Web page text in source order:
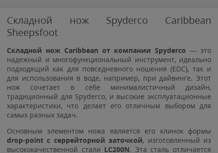
Складной нож Spyderco Caribbean
Sheepsfoot
Складной нож Caribbean от компании Spyderco — это
надежный и многофункциональный инструмент, идеально
подходящий как для повседневного ношения (EDC), так и
для использования в воде, например, при дайвинге. Этот
нож сочетает в себе минималистичный дизайн,
традиционный для Spyderco, и высокие эксплуатационные
характеристики, что делает его отличным выбором для
самых разных задач.
Основным элементом ножа является его клинок формы
drop-point с серрейторной заточкой, изготовленный из
высококачественной стали LC200N. Эта сталь отличается